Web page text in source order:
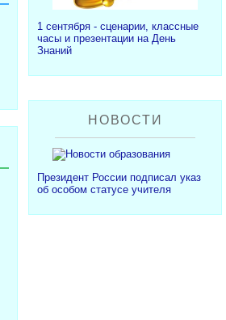
1 сентября - сценарии, классные
часы и презентации на День
Знаний
НОВОСТИ
Президент России подписал указ
об особом статусе учителя